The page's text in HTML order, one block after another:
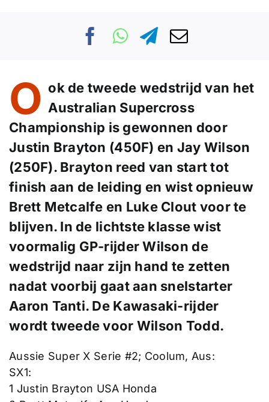
O ok de tweede wedstrijd van het
Australian Supercross
Championship is gewonnen door
Justin Brayton (450F) en Jay Wilson
(250F). Brayton reed van start tot
finish aan de leiding en wist opnieuw
Brett Metcalfe en Luke Clout voor te
blijven. In de lichtste klasse wist
voormalig GP-rijder Wilson de
wedstrijd naar zijn hand te zetten
nadat voorbij gaat aan snelstarter
Aaron Tanti. De Kawasaki-rijder
wordt tweede voor Wilson Todd.
Aussie Super X Serie #2; Coolum, Aus:
SX1:
1 Justin Brayton USA Honda